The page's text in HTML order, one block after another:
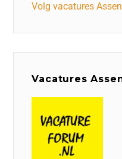
Volg vacatures
Vacatures